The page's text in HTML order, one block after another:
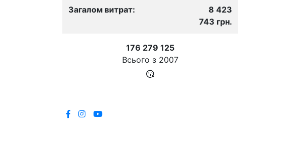
Загалом витрат:
8 423
743 грн.
176 279 125
Всього з 2007